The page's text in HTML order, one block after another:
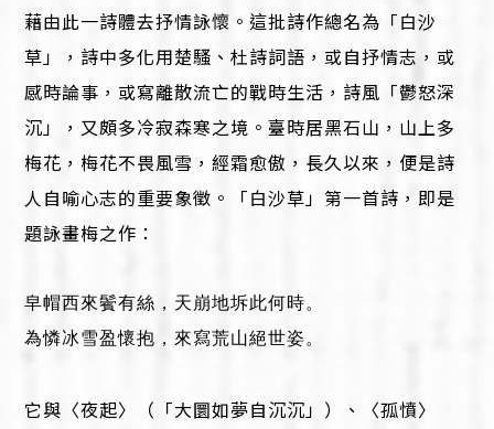
藉由此一詩體去抒情詠懷。這批詩作總名為「白沙
草」，詩中多化用楚騷、杜詩詞語，或自抒情志，或
感時論事，或寫離散流亡的戰時生活，詩風「鬱怒深
沉」，又頗多冷寂森寒之境。臺時居黑石山，山上多
梅花，梅花不畏風雪，經霜愈傲，長久以來，便是詩
人自喻心志的重要象徵。「白沙草」第一首詩，即是
題詠畫梅之作：
皁帽西來鬢有絲，天崩地坼此何時。
為憐冰雪盈懷抱，來寫荒山絕世姿。
它與〈夜起〉（「大圜如夢自沉沉」）、〈孤憤〉